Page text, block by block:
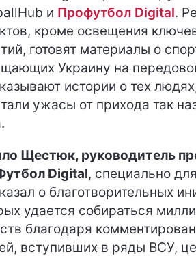
и Профутбол Digital.
кроме освещения
готовят материалы о
Украину на
истории о тех
ужасы от прихода так
Щестюк, руководитель
Digital, специально
о благотворительных
удается собираться
благодаря
вступивших в ряды ВСУ,